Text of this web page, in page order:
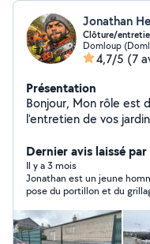
Jonathan
Clôture/
Domloup
4,7/5 (7
Présentation
Bonjour, Mon rôle est
l'entretien de vos
Dernier avis laissé
Il y a 3 mois
Jonathan est un jeune
pose du portillon et du